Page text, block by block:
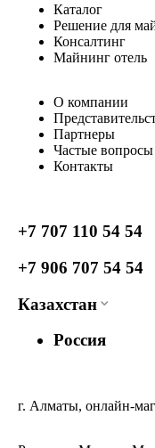
Каталог
Решение для
Консалтинг
Майнинг отель
О компании
Партнеры
Частые вопросы
Контакты
+7 707 110 54 54
+7 906 707 54 54
Казахстан
Россия
г. Алматы, онлайн-